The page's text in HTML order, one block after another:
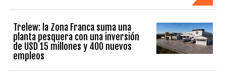
Trelew: la Zona Franca suma una
planta pesquera con una inversión
de USD 15 millones y 400 nuevos
empleos